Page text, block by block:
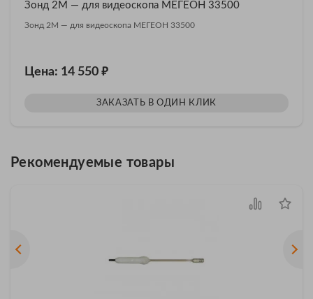
Зонд 2М — для видеоскопа МЕГЕОН 33500
Зонд 2М — для видеоскопа МЕГЕОН 33500
Цена: 14 550 ₽
ЗАКАЗАТЬ В ОДИН КЛИК
Рекомендуемые товары